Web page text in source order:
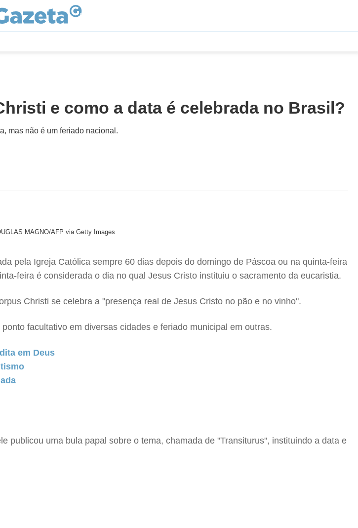
e como a data é celebrada no Brasil?
mas não é um feriado nacional.
MAGNO/AFP via Getty Images
pela Igreja Católica sempre 60 dias depois do domingo de Páscoa ou na quinta-feira
feira é considerada o dia no qual Jesus Cristo instituiu o sacramento da eucaristia.
Christi se celebra a "presença real de Jesus Cristo no pão e no vinho".
facultativo em diversas cidades e feriado municipal em outras.
em Deus
publicou uma bula papal sobre o tema, chamada de "Transiturus", instituindo a data e